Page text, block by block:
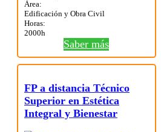
Área:
Edificación y Obra Civil
Horas:
2000h
Saber más
FP a distancia Técnico
Superior en Estética
Integral y Bienestar